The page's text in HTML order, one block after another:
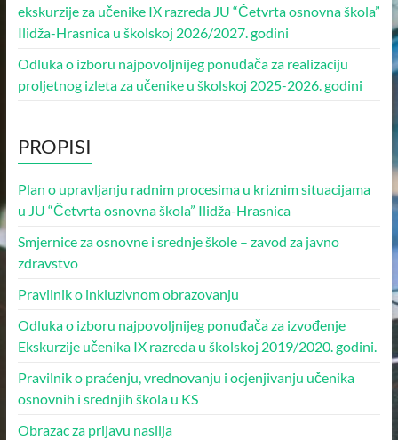
ekskurzije za učenike IX razreda JU “Četvrta osnovna škola”
Ilidža-Hrasnica u školskoj 2026/2027. godini
Odluka o izboru najpovoljnijeg ponuđača za realizaciju
proljetnog izleta za učenike u školskoj 2025-2026. godini
PROPISI
Plan o upravljanju radnim procesima u kriznim situacijama
u JU “Četvrta osnovna škola” Ilidža-Hrasnica
Smjernice za osnovne i srednje škole – zavod za javno
zdravstvo
Pravilnik o inkluzivnom obrazovanju
Odluka o izboru najpovoljnijeg ponuđača za izvođenje
Ekskurzije učenika IX razreda u školskoj 2019/2020. godini.
Pravilnik o praćenju, vrednovanju i ocjenjivanju učenika
osnovnih i srednjih škola u KS
Obrazac za prijavu nasilja